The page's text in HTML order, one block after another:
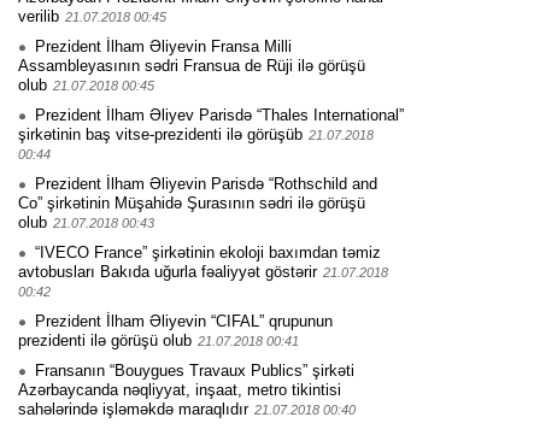
verilib 21.07.2018 00:45
Prezident İlham Əliyevin Fransa Milli
Assambleyasının sədri Fransua de Rüji ilə görüşü
olub 21.07.2018 00:45
Prezident İlham Əliyev Parisdə “Thales International”
şirkətinin baş vitse-prezidenti ilə görüşüb 21.07.2018
00:44
Prezident İlham Əliyevin Parisdə “Rothschild and
Co” şirkətinin Müşahidə Şurasının sədri ilə görüşü
olub 21.07.2018 00:43
“IVECO France” şirkətinin ekoloji baxımdan təmiz
avtobusları Bakıda uğurla fəaliyyət göstərir 21.07.2018
00:42
Prezident İlham Əliyevin “CIFAL” qrupunun
prezidenti ilə görüşü olub 21.07.2018 00:41
Fransanın “Bouygues Travaux Publics” şirkəti
Azərbaycanda nəqliyyat, inşaat, metro tikintisi
sahələrində işləməkdə maraqlıdır 21.07.2018 00:40